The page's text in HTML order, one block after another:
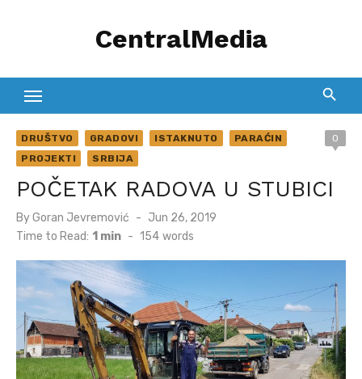
CentralMedia
DRUŠTVO GRADOVI ISTAKNUTO
PARAĆIN
PROJEKTI
SRBIJA
0
POČETAK RADOVA U STUBICI
ByGoran Jevremović
Posted
on
Jun 26, 2019
Time to Read: 1 min - 154 words